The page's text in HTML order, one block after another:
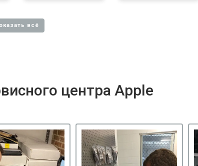
центра Apple